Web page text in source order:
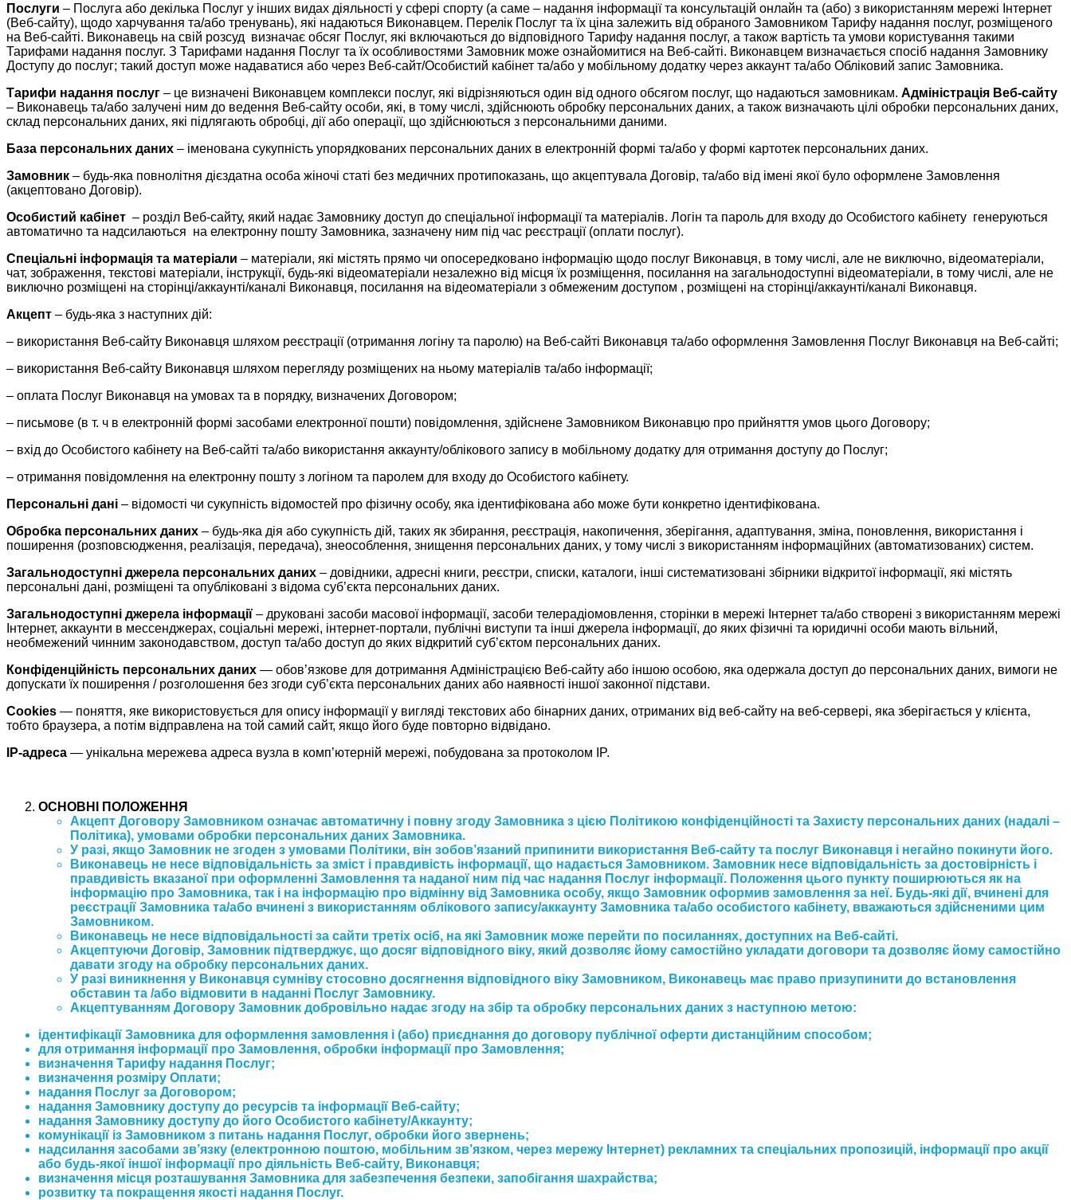
Послуги – Послуга або декілька Послуг у інших видах діяльності у сфері спорту (а саме – надання інформації та консультацій онлайн та (або) з використанням мережі Інтернет
(Веб-сайту), щодо харчування та/або тренувань), які надаються Виконавцем. Перелік Послуг та їх ціна залежить від обраного Замовником Тарифу надання послуг, розміщеного
на Веб-сайті. Виконавець на свій розсуд визначає обсяг Послуг, які включаються до відповідного Тарифу надання послуг, а також вартість та умови користування такими
Тарифами надання послуг. З Тарифами надання Послуг та їх особливостями Замовник може ознайомитися на Веб-сайті. Виконавцем визначається спосіб надання Замовнику
Доступу до послуг; такий доступ може надаватися або через Веб-сайт/Особистий кабінет та/або у мобільному додатку через аккаунт та/або Обліковий запис Замовника.
Тарифи надання послуг – це визначені Виконавцем комплекси послуг, які відрізняються один від одного обсягом послуг, що надаються замовникам. Адміністрація Веб-сайту
– Виконавець та/або залучені ним до ведення Веб-сайту особи, які, в тому числі, здійснюють обробку персональних даних, а також визначають цілі обробки персональних даних,
склад персональних даних, які підлягають обробці, дії або операції, що здійснюються з персональними даними.
База персональних даних – іменована сукупність упорядкованих персональних даних в електронній формі та/або у формі картотек персональних даних.
Замовник – будь-яка повнолітня дієздатна особа жіночі статі без медичних протипоказань, що акцептувала Договір, та/або від імені якої було оформлене Замовлення
(акцептовано Договір).
Особистий кабінет – розділ Веб-сайту, який надає Замовнику доступ до спеціальної інформації та матеріалів. Логін та пароль для входу до Особистого кабінету генеруються
автоматично та надсилаються на електронну пошту Замовника, зазначену ним під час реєстрації (оплати послуг).
Спеціальні інформація та матеріали – матеріали, які містять прямо чи опосередковано інформацію щодо послуг Виконавця, в тому числі, але не виключно, відеоматеріали,
чат, зображення, текстові матеріали, інструкції, будь-які відеоматеріали незалежно від місця їх розміщення, посилання на загальнодоступні відеоматеріали, в тому числі, але не
виключно розміщені на сторінці/аккаунті/каналі Виконавця, посилання на відеоматеріали з обмеженим доступом , розміщені на сторінці/аккаунті/каналі Виконавця.
Акцепт – будь-яка з наступних дій:
– використання Веб-сайту Виконавця шляхом реєстрації (отримання логіну та паролю) на Веб-сайті Виконавця та/або оформлення Замовлення Послуг Виконавця на Веб-сайті;
– використання Веб-сайту Виконавця шляхом перегляду розміщених на ньому матеріалів та/або інформації;
– оплата Послуг Виконавця на умовах та в порядку, визначених Договором;
– письмове (в т. ч в електронній формі засобами електронної пошти) повідомлення, здійснене Замовником Виконавцю про прийняття умов цього Договору;
– вхід до Особистого кабінету на Веб-сайті та/або використання аккаунту/облікового запису в мобільному додатку для отримання доступу до Послуг;
– отримання повідомлення на електронну пошту з логіном та паролем для входу до Особистого кабінету.
Персональні дані – відомості чи сукупність відомостей про фізичну особу, яка ідентифікована або може бути конкретно ідентифікована.
Обробка персональних даних – будь-яка дія або сукупність дій, таких як збирання, реєстрація, накопичення, зберігання, адаптування, зміна, поновлення, використання і
поширення (розповсюдження, реалізація, передача), знеособлення, знищення персональних даних, у тому числі з використанням інформаційних (автоматизованих) систем.
Загальнодоступні джерела персональних даних – довідники, адресні книги, реєстри, списки, каталоги, інші систематизовані збірники відкритої інформації, які містять
персональні дані, розміщені та опубліковані з відома суб’єкта персональних даних.
Загальнодоступні джерела інформації – друковані засоби масової інформації, засоби телерадіомовлення, сторінки в мережі Інтернет та/або створені з використанням мережі
Інтернет, аккаунти в мессенджерах, соціальні мережі, інтернет-портали, публічні виступи та інші джерела інформації, до яких фізичні та юридичні особи мають вільний,
необмежений чинним законодавством, доступ та/або доступ до яких відкритий суб’єктом персональних даних.
Конфіденційність персональних даних — обов’язкове для дотримання Адміністрацією Веб-сайту або іншою особою, яка одержала доступ до персональних даних, вимоги не
допускати їх поширення / розголошення без згоди суб’єкта персональних даних або наявності іншої законної підстави.
Cookies — поняття, яке використовується для опису інформації у вигляді текстових або бінарних даних, отриманих від веб-сайту на веб-сервері, яка зберігається у клієнта,
тобто браузера, а потім відправлена на той самий сайт, якщо його буде повторно відвідано.
IP-адреса — унікальна мережева адреса вузла в комп’ютерній мережі, побудована за протоколом IP.
ОСНОВНІ ПОЛОЖЕННЯ
Акцепт Договору Замовником означає автоматичну і повну згоду Замовника з цією Політикою конфіденційності та Захисту персональних даних (надалі –
Політика), умовами обробки персональних даних Замовника.
У разі, якщо Замовник не згоден з умовами Політики, він зобов’язаний припинити використання Веб-сайту та послуг Виконавця і негайно покинути його.
Виконавець не несе відповідальність за зміст і правдивість інформації, що надається Замовником. Замовник несе відповідальність за достовірність і
правдивість вказаної при оформленні Замовлення та наданої ним під час надання Послуг інформації. Положення цього пункту поширюються як на
інформацію про Замовника, так і на інформацію про відмінну від Замовника особу, якщо Замовник оформив замовлення за неї. Будь-які дії, вчинені для
реєстрації Замовника та/або вчинені з використанням облікового запису/аккаунту Замовника та/або особистого кабінету, вважаються здійсненими цим
Замовником.
Виконавець не несе відповідальності за сайти третіх осіб, на які Замовник може перейти по посиланнях, доступних на Веб-сайті.
Акцептуючи Договір, Замовник підтверджує, що досяг відповідного віку, який дозволяє йому самостійно укладати договори та дозволяє йому самостійно
давати згоду на обробку персональних даних.
У разі виникнення у Виконавця сумніву стосовно досягнення відповідного віку Замовником, Виконавець має право призупинити до встановлення
обставин та /або відмовити в наданні Послуг Замовнику.
Акцептуванням Договору Замовник добровільно надає згоду на збір та обробку персональних даних з наступною метою:
ідентифікації Замовника для оформлення замовлення і (або) приєднання до договору публічної оферти дистанційним способом;
для отримання інформації про Замовлення, обробки інформації про Замовлення;
визначення Тарифу надання Послуг;
визначення розміру Оплати;
надання Послуг за Договором;
надання Замовнику доступу до ресурсів та інформації Веб-сайту;
надання Замовнику доступу до його Особистого кабінету/Аккаунту;
комунікації із Замовником з питань надання Послуг, обробки його звернень;
надсилання засобами зв’язку (електронною поштою, мобільним зв’язком, через мережу Інтернет) рекламних та спеціальних пропозицій, інформації про акції
або будь-якої іншої інформації про діяльність Веб-сайту, Виконавця;
визначення місця розташування Замовника для забезпечення безпеки, запобігання шахрайства;
розвитку та покращення якості надання Послуг.